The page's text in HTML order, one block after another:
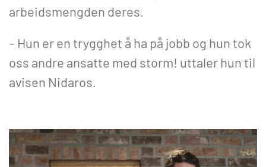
arbeidsmengden deres.
– Hun er en trygghet å ha på jobb og hun tok
oss andre ansatte med storm! uttaler hun til
avisen Nidaros.